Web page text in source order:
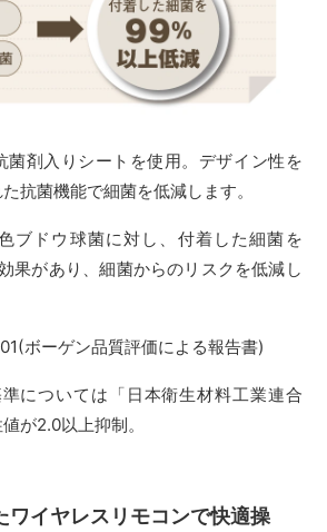
菌剤入りシートを使用。デザイン性を
抗菌機能で細菌を低減します。
ブドウ球菌に対し、付着した細菌を
果があり、細菌からのリスクを低減し
ボーゲン品質評価による報告書)
については「日本衛生材料工業連合
が2.0以上抑制。
ワイヤレスリモコンで快適操